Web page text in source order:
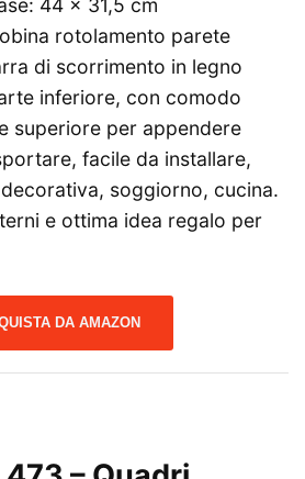
44 x 31,5 cm
rotolamento parete
di scorrimento in legno
inferiore, con comodo
superiore per appendere
facile da installare,
soggiorno, cucina.
e ottima idea regalo per
DA AMAZON